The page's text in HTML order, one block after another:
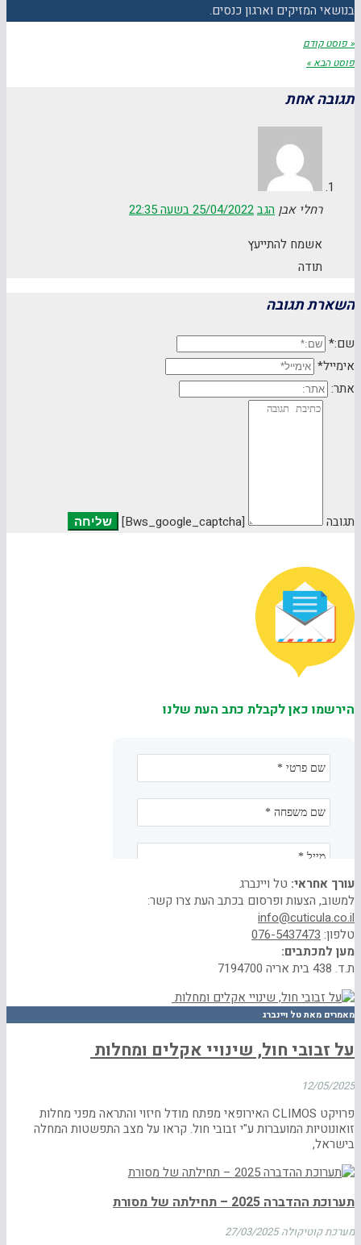
בנושאי המזיקים וארגון כנסים.
« פוסט קודם
פוסט הבא »
תגובה אחת
רחלי אבן הגב25/04/2022 בשעה 22:35
אשמח להתייעץ
תודה
השארת תגובה
שם:*
אימייל*
אתר:
תגובה [bws_google_captcha]
הירשמו כאן לקבלת כתב העת שלנו
עורך אחראי: טל ויינברג
למשוב, הצעות ופרסום בכתב העת צרו קשר:
info@cuticula.co.il
טלפון: 076-5437473
מען למכתבים:
ת.ד. 438 בית אריה 7194700
מאמרים מאת טל ויינברג
על זבובי חול, שינויי אקלים ומחלות
12/05/2025
פרויקט CLIMOS האירופאי מפתח מודל חיזוי והתראה מפני מחלות
זואונוטיות המועברות ע"י זבובי חול. קראו על מצב התפשטות המחלה
בישראל,
תערוכת ההדברה 2025 – תחילתה של מסורת
מערכת קוטיקולה 27/03/2025